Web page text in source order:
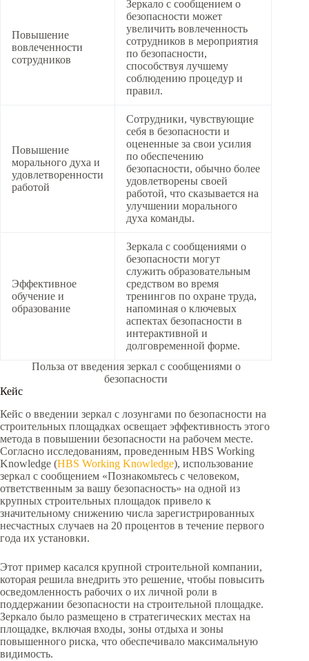
Повышение
вовлеченности
сотрудников
Зеркало с сообщением о
безопасности может
увеличить вовлеченность
сотрудников в мероприятия
по безопасности,
способствуя лучшему
соблюдению процедур и
правил.
Повышение
морального духа и
удовлетворенности
работой
Сотрудники, чувствующие
себя в безопасности и
оцененные за свои усилия
по обеспечению
безопасности, обычно более
удовлетворены своей
работой, что сказывается на
улучшении морального
духа команды.
Эффективное
обучение и
образование
Зеркала с сообщениями о
безопасности могут
служить образовательным
средством во время
тренингов по охране труда,
напоминая о ключевых
аспектах безопасности в
интерактивной и
долговременной форме.
Польза от введения зеркал с сообщениями о
безопасности
Кейс
Кейс о введении зеркал с лозунгами по безопасности на
строительных площадках освещает эффективность этого
метода в повышении безопасности на рабочем месте.
Согласно исследованиям, проведенным HBS Working
Knowledge (HBS Working Knowledge), использование
зеркал с сообщением «Познакомьтесь с человеком,
ответственным за вашу безопасность» на одной из
крупных строительных площадок привело к
значительному снижению числа зарегистрированных
несчастных случаев на 20 процентов в течение первого
года их установки.
Этот пример касался крупной строительной компании,
которая решила внедрить это решение, чтобы повысить
осведомленность рабочих о их личной роли в
поддержании безопасности на строительной площадке.
Зеркало было размещено в стратегических местах на
площадке, включая входы, зоны отдыха и зоны
повышенного риска, что обеспечивало максимальную
видимость.